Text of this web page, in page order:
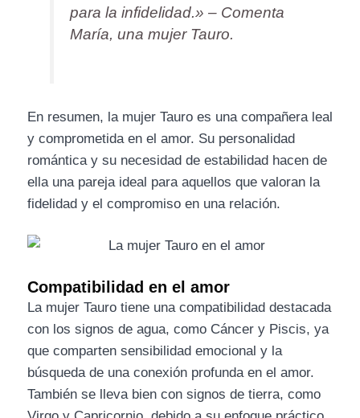
para la infidelidad.» – Comenta
María, una mujer Tauro.
En resumen, la mujer Tauro es una compañera leal
y comprometida en el amor. Su personalidad
romántica y su necesidad de estabilidad hacen de
ella una pareja ideal para aquellos que valoran la
fidelidad y el compromiso en una relación.
Compatibilidad en el amor
La mujer Tauro tiene una compatibilidad destacada
con los signos de agua, como Cáncer y Piscis, ya
que comparten sensibilidad emocional y la
búsqueda de una conexión profunda en el amor.
También se lleva bien con signos de tierra, como